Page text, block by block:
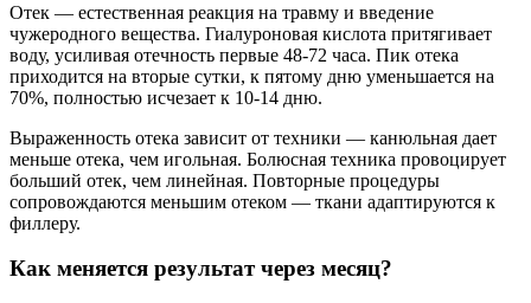
Отек — естественная реакция на травму и введение
чужеродного вещества. Гиалуроновая кислота притягивает
воду, усиливая отечность первые 48-72 часа. Пик отека
приходится на вторые сутки, к пятому дню уменьшается на
70%, полностью исчезает к 10-14 дню.
Выраженность отека зависит от техники — канюльная дает
меньше отека, чем игольная. Болюсная техника провоцирует
больший отек, чем линейная. Повторные процедуры
сопровождаются меньшим отеком — ткани адаптируются к
филлеру.
Как меняется результат через месяц?